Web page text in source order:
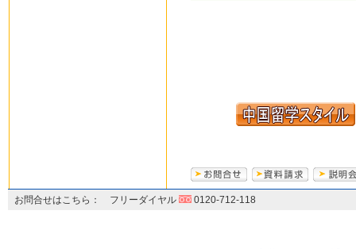
お問合せはこちら： フリーダイヤル 0120-712-118